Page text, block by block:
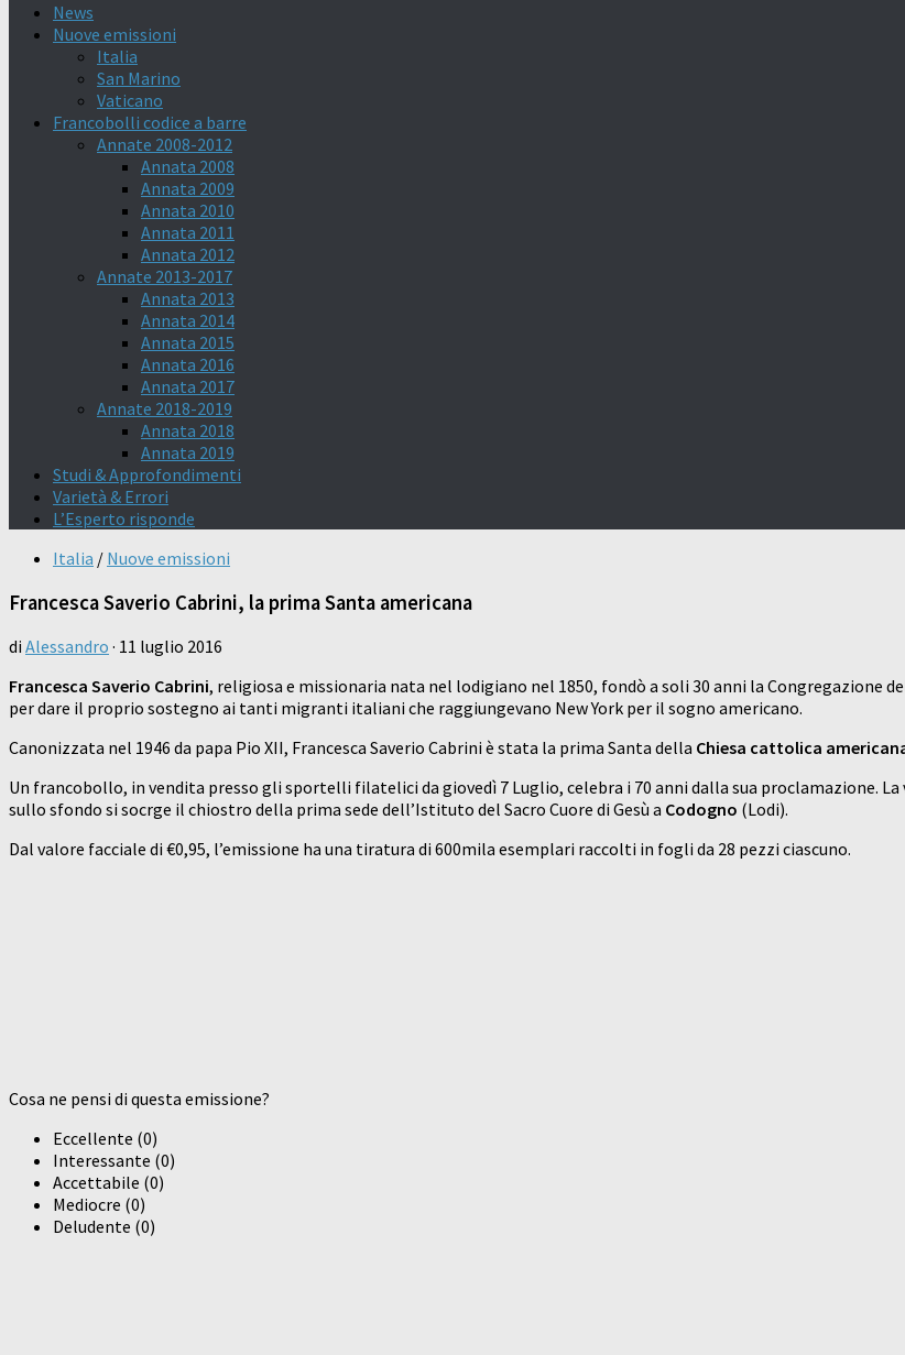
News
Nuove emissioni
Italia
San Marino
Vaticano
Francobolli codice a barre
Annate 2008-2012
Annata 2008
Annata 2009
Annata 2010
Annata 2011
Annata 2012
Annate 2013-2017
Annata 2013
Annata 2014
Annata 2015
Annata 2016
Annata 2017
Annate 2018-2019
Annata 2018
Annata 2019
Studi & Approfondimenti
Varietà & Errori
L’Esperto risponde
Italia / Nuove emissioni
Francesca Saverio Cabrini, la prima Santa americana
di Alessandro · 11 luglio 2016
Francesca Saverio Cabrini, religiosa e missionaria nata nel lodigiano nel 1850, fondò a soli 30 anni la Congregazione
per dare il proprio sostegno ai tanti migranti italiani che raggiungevano New York per il sogno americano.
Canonizzata nel 1946 da papa Pio XII, Francesca Saverio Cabrini è stata la prima Santa della Chiesa cattolica
Un francobollo, in vendita presso gli sportelli filatelici da giovedì 7 Luglio, celebra i 70 anni dalla sua proclamazione.
sullo sfondo si socrge il chiostro della prima sede dell’Istituto del Sacro Cuore di Gesù a Codogno (Lodi).
Dal valore facciale di €0,95, l’emissione ha una tiratura di 600mila esemplari raccolti in fogli da 28 pezzi ciascuno.
Cosa ne pensi di questa emissione?
Eccellente (0)
Interessante (0)
Accettabile (0)
Mediocre (0)
Deludente (0)